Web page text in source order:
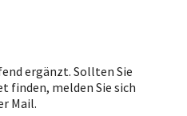
ergänzt. Sollten Sie
finden, melden Sie sich
Mail.